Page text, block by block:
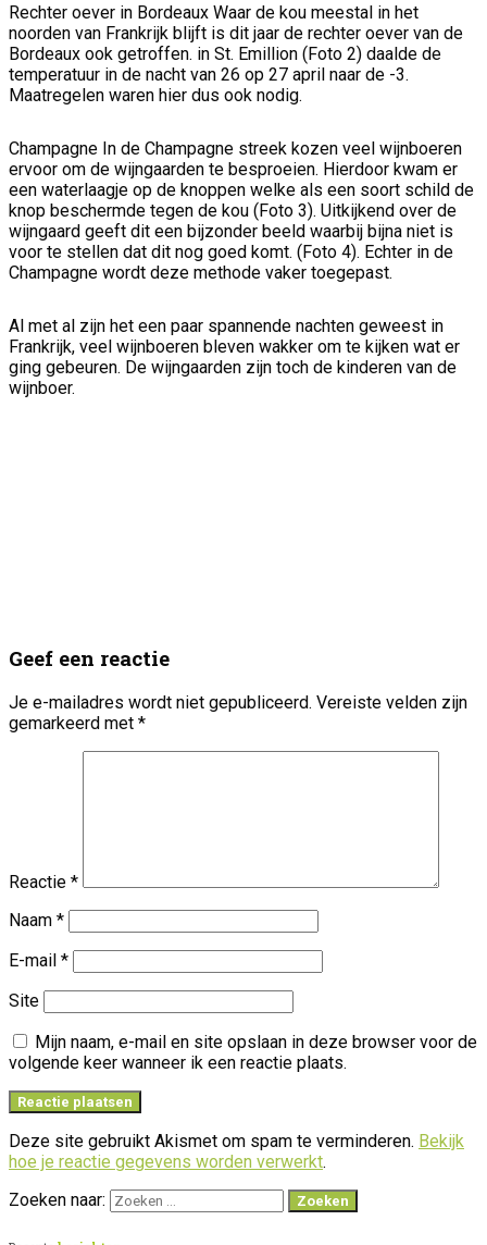
Rechter oever in Bordeaux Waar de kou meestal in het
noorden van Frankrijk blijft is dit jaar de rechter oever van de
Bordeaux ook getroffen. in St. Emillion (Foto 2) daalde de
temperatuur in de nacht van 26 op 27 april naar de -3.
Maatregelen waren hier dus ook nodig.
Champagne In de Champagne streek kozen veel wijnboeren
ervoor om de wijngaarden te besproeien. Hierdoor kwam er
een waterlaagje op de knoppen welke als een soort schild de
knop beschermde tegen de kou (Foto 3). Uitkijkend over de
wijngaard geeft dit een bijzonder beeld waarbij bijna niet is
voor te stellen dat dit nog goed komt. (Foto 4). Echter in de
Champagne wordt deze methode vaker toegepast.
Al met al zijn het een paar spannende nachten geweest in
Frankrijk, veel wijnboeren bleven wakker om te kijken wat er
ging gebeuren. De wijngaarden zijn toch de kinderen van de
wijnboer.
Geef een reactie
Je e-mailadres wordt niet gepubliceerd. Vereiste velden zijn
gemarkeerd met *
Reactie *
Naam *
E-mail *
Site
Mijn naam, e-mail en site opslaan in deze browser voor de
volgende keer wanneer ik een reactie plaats.
Deze site gebruikt Akismet om spam te verminderen. Bekijk
hoe je reactie gegevens worden verwerkt.
Zoeken naar: